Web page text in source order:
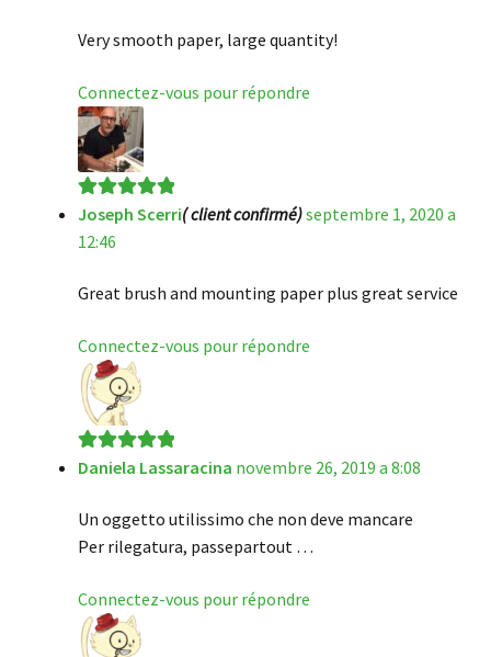
Very smooth paper, large quantity!
Connectez-vous pour répondre
Note5sur 5
Joseph Scerri( client confirmé)septembre 1, 2020 a
12:46
Great brush and mounting paper plus great service
Connectez-vous pour répondre
Note5sur 5
Daniela Lassaracina novembre 26, 2019 a 8:08
Un oggetto utilissimo che non deve mancare
Per rilegatura, passepartout …
Connectez-vous pour répondre